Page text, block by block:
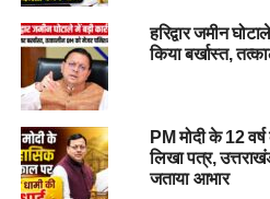
का पत्थर साबित होगा।
हरिद्वार जमीन
किया बर्खास्त,
PM मोदी के 12
लिखा पत्र,
जताया आभार